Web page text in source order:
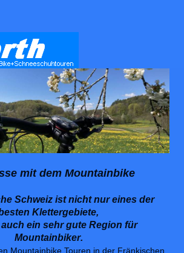
mit dem Mountainbike
Schweiz ist nicht nur eines der
Klettergebiete,
ein sehr gute Region für
Mountainbiker.
Mountainbike Touren in der Fränkischen